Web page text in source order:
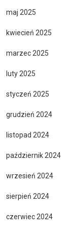
maj 2025
kwiecień 2025
marzec 2025
luty 2025
styczeń 2025
grudzień 2024
listopad 2024
październik 2024
wrzesień 2024
sierpień 2024
czerwiec 2024